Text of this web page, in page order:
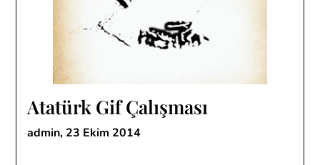
Atatürk Gif Çalışması
admin, 23 Ekim 2014